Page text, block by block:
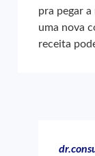
pra pegar
uma nova
receita